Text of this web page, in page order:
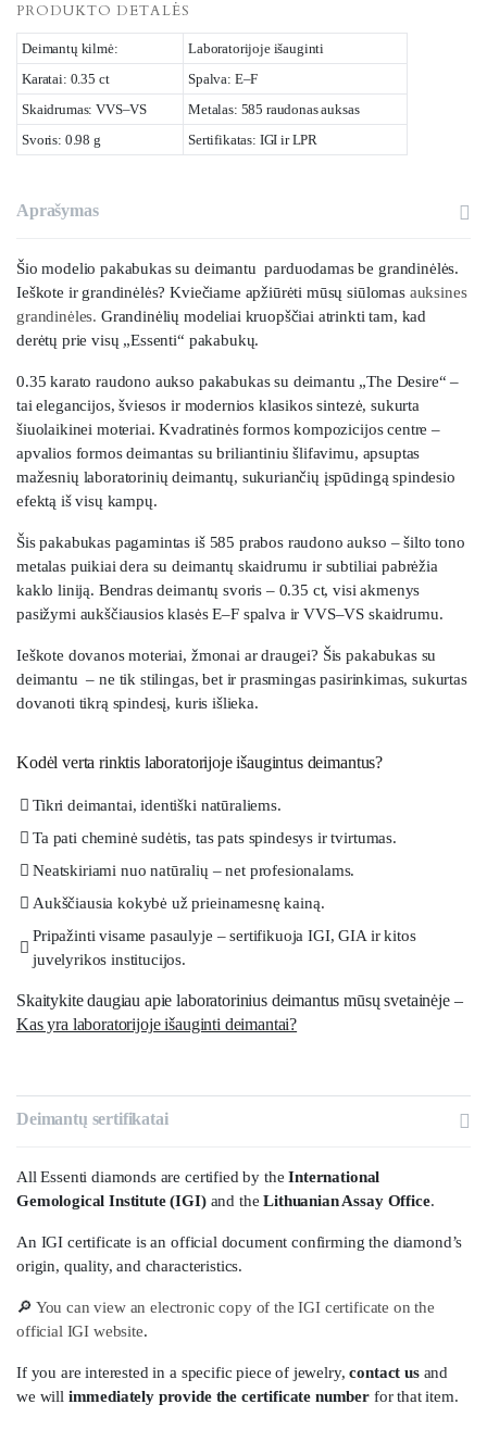
PRODUKTO DETALĖS
Deimantų kilmė:
Laboratorijoje išauginti
Karatai: 0.35 ct
Spalva: E–F
Skaidrumas: VVS–VS
Metalas: 585 raudonas auksas
Svoris: 0.98 g
Sertifikatas: IGI ir LPR
Aprašymas
Šio modelio pakabukas su deimantu parduodamas be grandinėlės.
Ieškote ir grandinėlės? Kviečiame apžiūrėti mūsų siūlomas auksines
grandinėles. Grandinėlių modeliai kruopščiai atrinkti tam, kad
derėtų prie visų „Essenti“ pakabukų.
0.35 karato raudono aukso pakabukas su deimantu „The Desire“ –
tai elegancijos, šviesos ir modernios klasikos sintezė, sukurta
šiuolaikinei moteriai. Kvadratinės formos kompozicijos centre –
apvalios formos deimantas su briliantiniu šlifavimu, apsuptas
mažesnių laboratorinių deimantų, sukuriančių įspūdingą spindesio
efektą iš visų kampų.
Šis pakabukas pagamintas iš 585 prabos raudono aukso – šilto tono
metalas puikiai dera su deimantų skaidrumu ir subtiliai pabrėžia
kaklo liniją. Bendras deimantų svoris – 0.35 ct, visi akmenys
pasižymi aukščiausios klasės E–F spalva ir VVS–VS skaidrumu.
Ieškote dovanos moteriai, žmonai ar draugei? Šis pakabukas su
deimantu – ne tik stilingas, bet ir prasmingas pasirinkimas, sukurtas
dovanoti tikrą spindesį, kuris išlieka.
Kodėl verta rinktis laboratorijoje išaugintus deimantus?
Tikri deimantai, identiški natūraliems.
Ta pati cheminė sudėtis, tas pats spindesys ir tvirtumas.
Neatskiriami nuo natūralių – net profesionalams.
Aukščiausia kokybė už prieinamesnę kainą.
Pripažinti visame pasaulyje – sertifikuoja IGI, GIA ir kitos
juvelyrikos institucijos.
Skaitykite daugiau apie laboratorinius deimantus mūsų svetainėje –
Kas yra laboratorijoje išauginti deimantai?
Deimantų sertifikatai
All Essenti diamonds are certified by theInternational
Gemological Institute (IGI)and theLithuanian Assay Office.
An IGI certificate is an official document confirming the diamond’s
origin, quality, and characteristics.
🔎 You can view an electronic copy of the IGI certificate on the
official IGI website.
If you are interested in a specific piece of jewelry,contact usand
we will immediately provide the certificate number for that item.